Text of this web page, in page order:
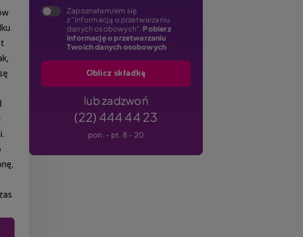
Zapoznałam/em się
z "Informacją o przetwarzaniu
danych osobowych". Pobierz
informację o przetwarzaniu
Twoich danych osobowych
lub zadzwoń
(22) 444 44 23
pon. - pt. 8 - 20